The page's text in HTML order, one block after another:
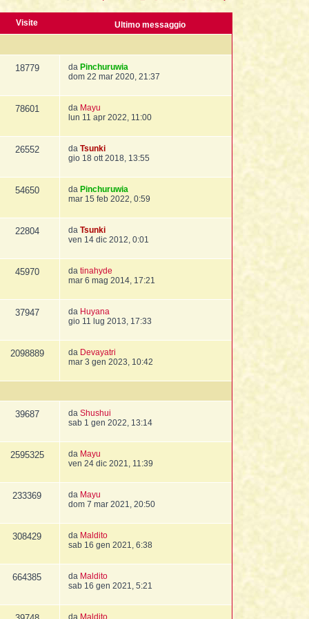
Visite Ultimo messaggio
18779 da Pinchuruwia
dom 22 mar 2020, 21:37
78601 da Mayu
lun 11 apr 2022, 11:00
26552 da Tsunki
gio 18 ott 2018, 13:55
54650 da Pinchuruwia
mar 15 feb 2022, 0:59
22804 da Tsunki
ven 14 dic 2012, 0:01
45970 da tinahyde
mar 6 mag 2014, 17:21
37947 da Huyana
gio 11 lug 2013, 17:33
2098889 da Devayatri
mar 3 gen 2023, 10:42
39687 da Shushui
sab 1 gen 2022, 13:14
2595325 da Mayu
ven 24 dic 2021, 11:39
233369 da Mayu
dom 7 mar 2021, 20:50
308429 da Maldito
sab 16 gen 2021, 6:38
664385 da Maldito
sab 16 gen 2021, 5:21